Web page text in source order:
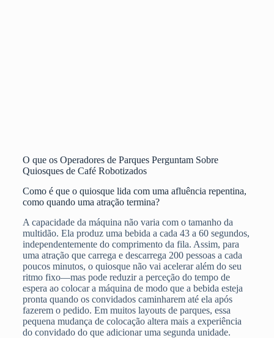
O que os Operadores de Parques Perguntam Sobre
Quiosques de Café Robotizados
Como é que o quiosque lida com uma afluência repentina,
como quando uma atração termina?
A capacidade da máquina não varia com o tamanho da
multidão. Ela produz uma bebida a cada 43 a 60 segundos,
independentemente do comprimento da fila. Assim, para
uma atração que carrega e descarrega 200 pessoas a cada
poucos minutos, o quiosque não vai acelerar além do seu
ritmo fixo—mas pode reduzir a perceção do tempo de
espera ao colocar a máquina de modo que a bebida esteja
pronta quando os convidados caminharem até ela após
fazerem o pedido. Em muitos layouts de parques, essa
pequena mudança de colocação altera mais a experiência
do convidado do que adicionar uma segunda unidade.